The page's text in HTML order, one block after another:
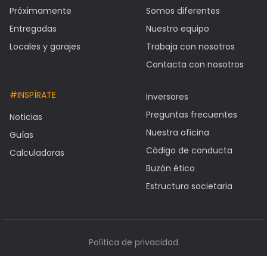
Próximamente
Entregadas
Locales y garajes
Somos diferentes
Nuestro equipo
Trabaja con nosotros
Contacta con nosotros
#INSPÍRATE
Noticias
Guías
Calculadoras
Inversores
Preguntas frecuentes
Nuestra oficina
Código de conducta
Buzón ético
Estructura societaria
Política de privacidad